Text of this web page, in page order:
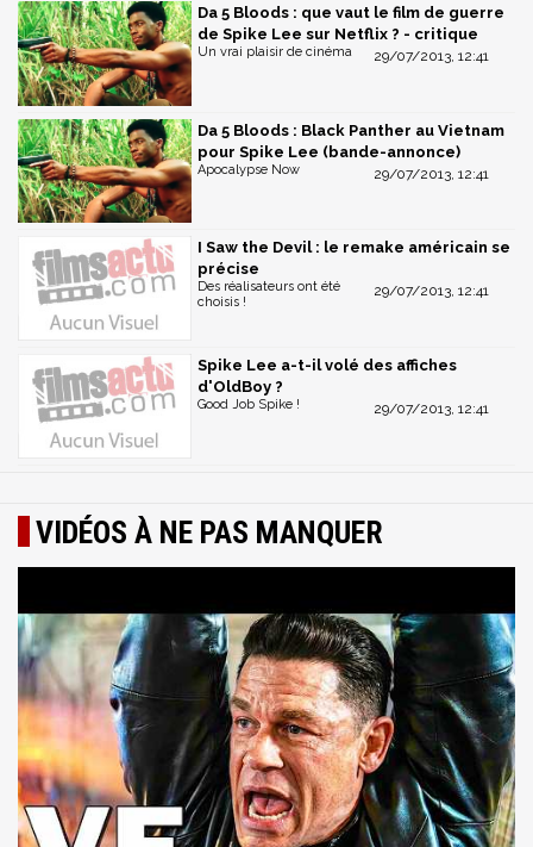
Da 5 Bloods : que vaut le film de guerre
de Spike Lee sur Netflix ? - critique
29/07/2013, 12:41
Un vrai plaisir de cinéma
Da 5 Bloods : Black Panther au Vietnam
pour Spike Lee (bande-annonce)
29/07/2013, 12:41
Apocalypse Now
I Saw the Devil : le remake américain se
précise
29/07/2013, 12:41
Des réalisateurs ont été
choisis !
Spike Lee a-t-il volé des affiches
d'OldBoy ?
29/07/2013, 12:41
Good Job Spike !
VIDÉOS À NE PAS MANQUER